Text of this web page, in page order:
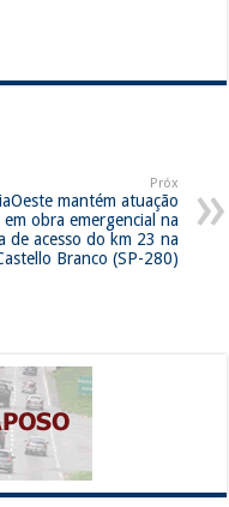
Próx
mantém atuação
obra emergencial na
de acesso do km 23 na
Branco (SP-280)